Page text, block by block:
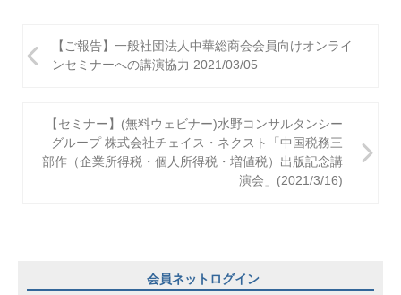
稿
ゲ
【ご報告】一般社団法人中華総商会会員向けオンライ
ンセミナーへの講演協力 2021/03/05
【セミナー】(無料ウェビナー)水野コンサルタンシー
グループ 株式会社チェイス・ネクスト「中国税務三
部作（企業所得税・個人所得税・増値税）出版記念講
演会」(2021/3/16)
会員ネットログイン